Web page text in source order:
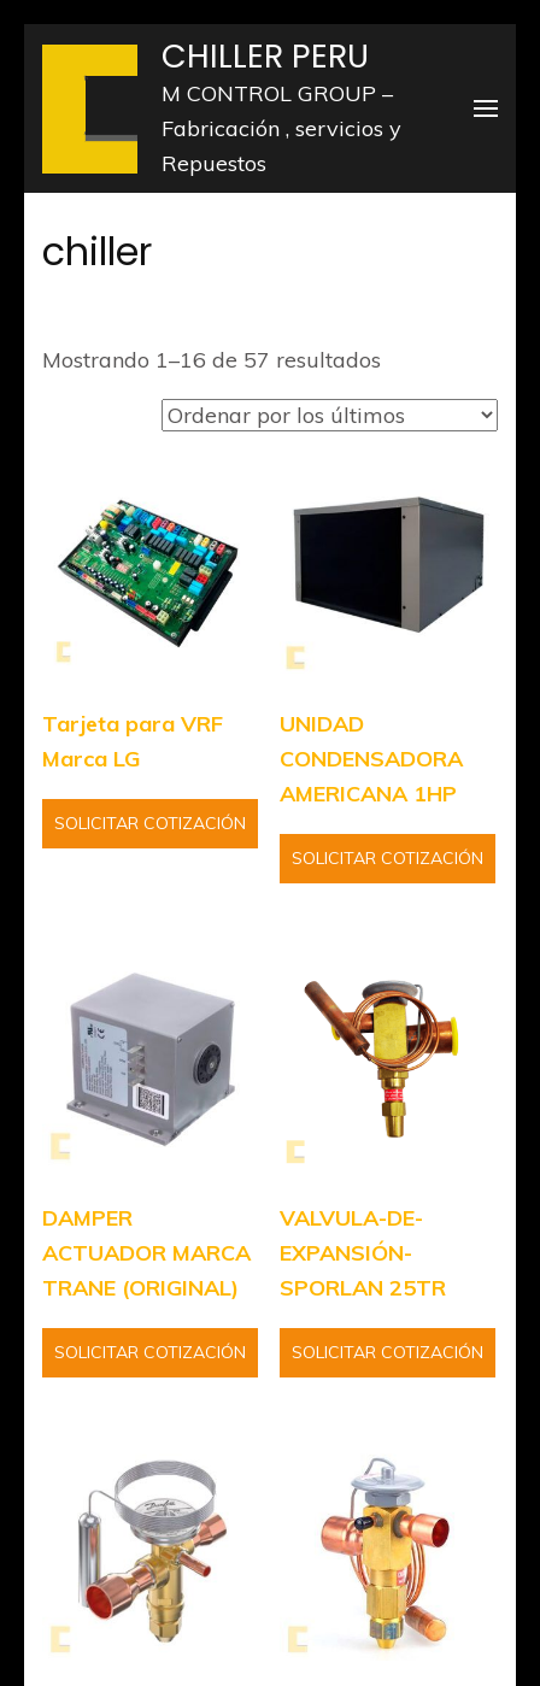
Saltar
(presiona
Intro)
CHILLER PERU
M CONTROL GROUP –
Fabricación , servicios y
Repuestos
chiller
Mostrando 1–16 de 57 resultados
por
los
Tarjeta para VRF
Marca LG
SOLICITAR COTIZACIÓN
UNIDAD
CONDENSADORA
AMERICANA 1HP
SOLICITAR COTIZACIÓN
DAMPER
ACTUADOR MARCA
TRANE (ORIGINAL)
SOLICITAR COTIZACIÓN
VALVULA-DE-
EXPANSIÓN-
SPORLAN 25TR
SOLICITAR COTIZACIÓN